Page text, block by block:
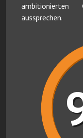
ambitionierten
aussprechen.